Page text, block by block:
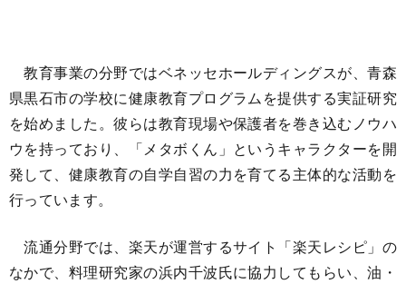
教育事業の分野ではベネッセホールディングスが、青森
県黒石市の学校に健康教育プログラムを提供する実証研究
を始めました。彼らは教育現場や保護者を巻き込むノウハ
ウを持っており、「メタボくん」というキャラクターを開
発して、健康教育の自学自習の力を育てる主体的な活動を
行っています。
流通分野では、楽天が運営するサイト「楽天レシピ」の
なかで、料理研究家の浜内千波氏に協力してもらい、油・